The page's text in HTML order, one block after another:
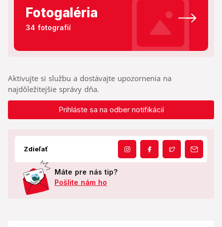
Fotogaléria
34 fotografií
Aktivujte si službu a dostávajte upozornenia na
najdôležitejšie správy dňa.
Prihláste sa na odber notifikácií
Zdieľať
Máte pre nás tip?
Pošlite nám ho